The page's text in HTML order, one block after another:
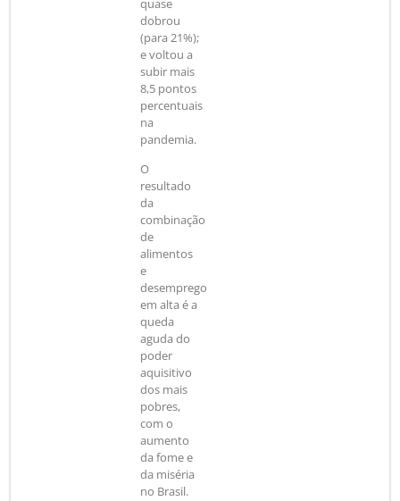
quase
dobrou
(para 21%);
e voltou a
subir mais
8,5 pontos
percentuais
na
pandemia.
O
resultado
da
combinação
de
alimentos
e
desemprego
em alta é a
queda
aguda do
poder
aquisitivo
dos mais
pobres,
com o
aumento
da fome e
da miséria
no Brasil.